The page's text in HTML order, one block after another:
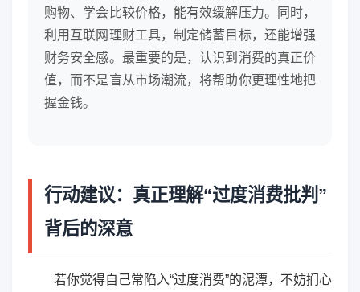
购物、学会比较价格，能有效缓解压力。同时，
利用互联网理财工具，制定储蓄目标，还能增强
财务安全感。最重要的是，认识到消费的真正价
值，而不是盲从市场潮流，将帮助你更理性地把
握金钱。
行动建议：真正理解“过度消费批判”
背后的深意
若你觉得自己常陷入“过度消费”的泥潭，不妨扪心